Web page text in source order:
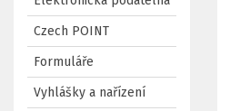
Czech POINT
Formuláře
Vyhlášky a nařízení